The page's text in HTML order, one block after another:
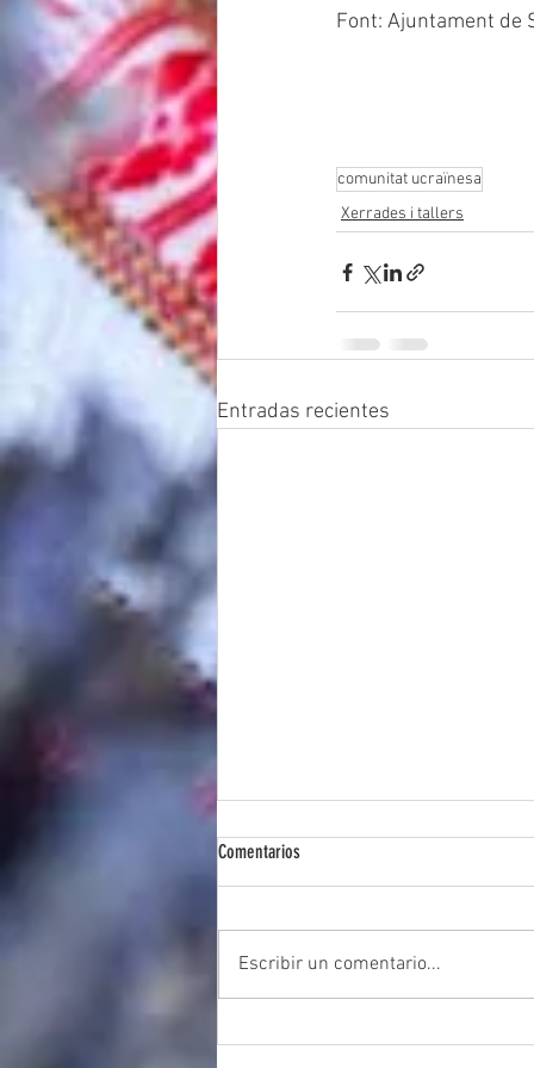
Font: Ajuntament de
comunitat ucraïnesa
Xerrades i tallers
Entradas recientes
Comentarios
Escribir un comentario...